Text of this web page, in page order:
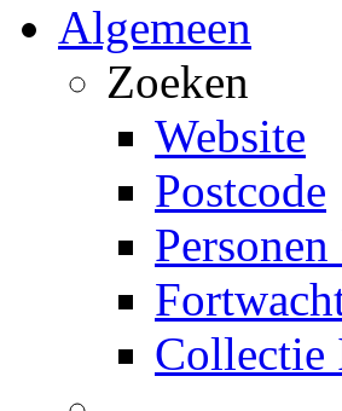
Algemeen
Zoeken
Website
Postcode
Collectie